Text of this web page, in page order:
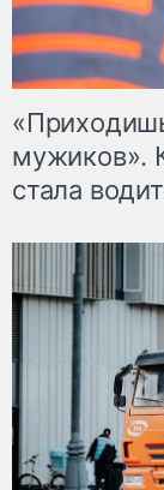
мужиков».
стала